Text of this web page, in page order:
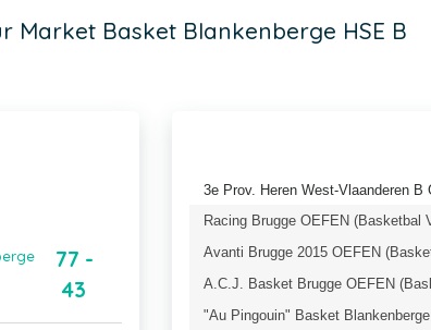
Market Basket Blankenberge HSE B
77 -
43
3e Prov. Heren West-Vlaanderen B
Racing Brugge OEFEN (Basketbal
Avanti Brugge 2015 OEFEN
A.C.J. Basket Brugge OEFEN
"Au Pingouin" Basket